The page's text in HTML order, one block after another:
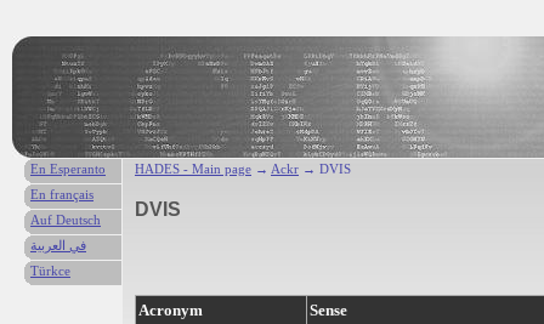
HADES - Main page → Ackr → DVIS
DVIS
Acronym Sense
En Esperanto
En français
Auf Deutsch
في العربية
Türkce